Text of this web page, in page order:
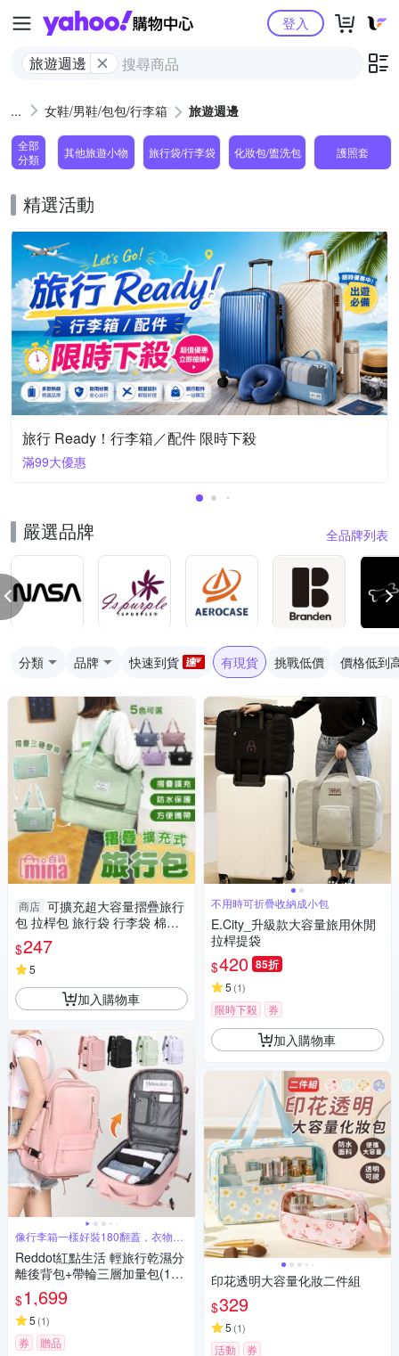
Yahoo購物中心
旅遊週邊
登入
女鞋/男鞋/包包/行李箱 旅遊週邊
全部
分類
其他旅遊小物 旅行袋/行李袋 化妝包/盥洗包 護照套
精選活動
旅行 Ready！行李箱／配件 限時下殺
滿99大優惠
嚴選品牌 全品牌列表
分類 品牌 快速到貨 有現貨 挑戰低價 價格低到
商店 可擴充超大容量摺疊旅行
包 拉桿包 旅行袋 行李袋 棉被
袋 手提包(mina百貨)【B0011
3】
$247
5
加入購物車
像行李箱一樣好裝180翻蓋，衣物一
目瞭然
Reddot紅點生活 輕旅行乾濕分
離後背包+帶輪三層加量包(180
度翻蓋/18吋大容量/萬向輪/折
疊收納袋)(買1送1)
$1,699
5 (1)
券 贈品
不用時可折疊收納成小包
E.City_升級款大容量旅用休閒
拉桿提袋
$420 85折
5 (1)
限時下殺 券
加入購物車
印花透明大容量化妝二件組
$329
5 (1)
活動 券